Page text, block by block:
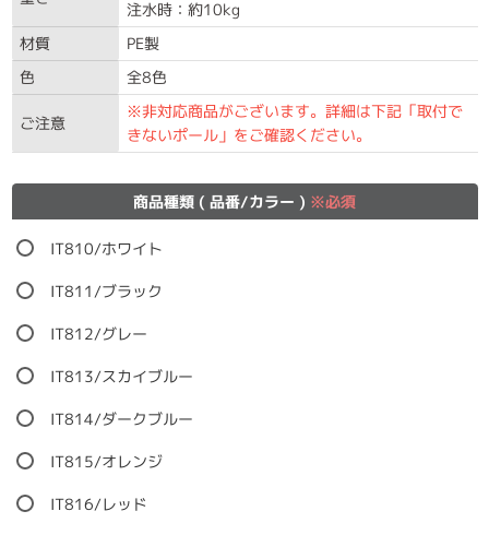
注水時：約10kg
材質
PE製
色
全8色
ご注意
※非対応商品がございます。詳細は下記「取付で
きないポール」をご確認ください。
商品種類 ( 品番/カラー ) ※必須
IT810/ホワイト
IT811/ブラック
IT812/グレー
IT813/スカイブルー
IT814/ダークブルー
IT815/オレンジ
IT816/レッド